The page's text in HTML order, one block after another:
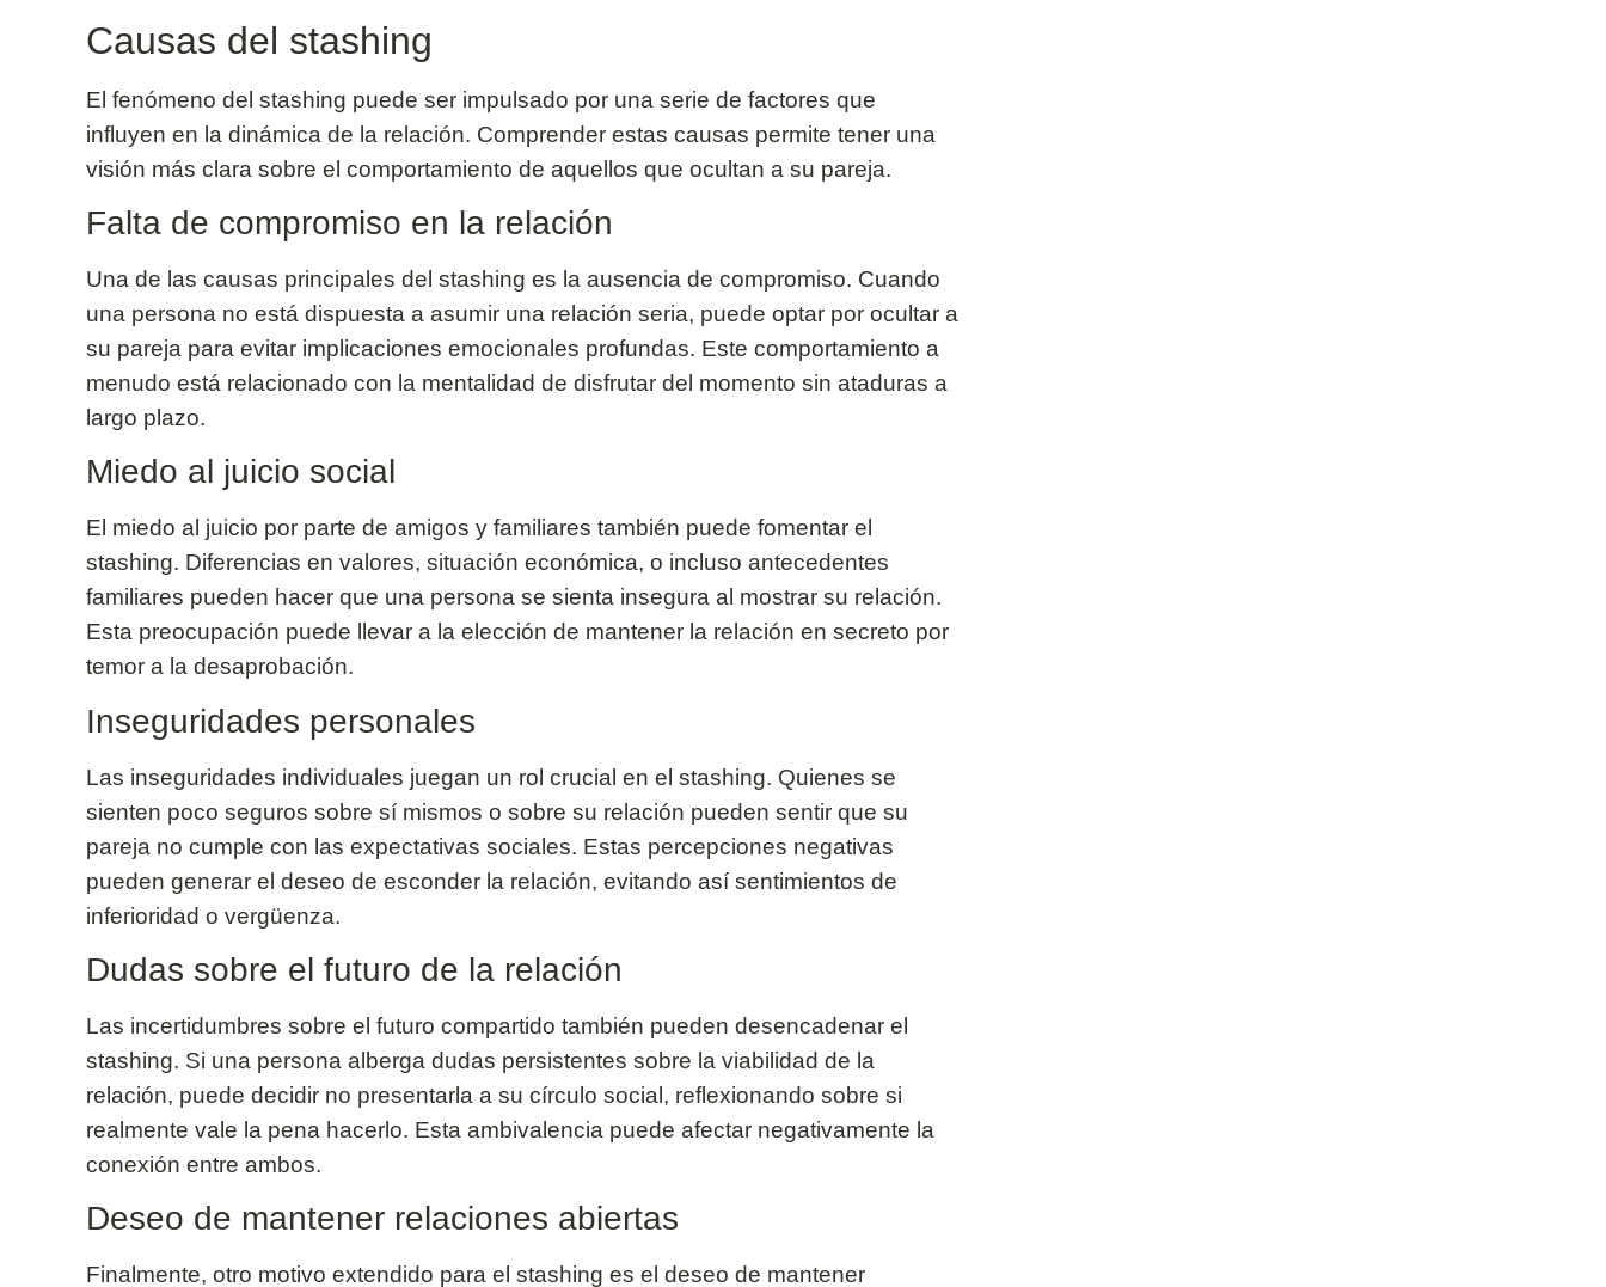
Causas del stashing
El fenómeno del stashing puede ser impulsado por una serie de factores que
influyen en la dinámica de la relación. Comprender estas causas permite tener una
visión más clara sobre el comportamiento de aquellos que ocultan a su pareja.
Falta de compromiso en la relación
Una de las causas principales del stashing es la ausencia de compromiso. Cuando
una persona no está dispuesta a asumir una relación seria, puede optar por ocultar a
su pareja para evitar implicaciones emocionales profundas. Este comportamiento a
menudo está relacionado con la mentalidad de disfrutar del momento sin ataduras a
largo plazo.
Miedo al juicio social
El miedo al juicio por parte de amigos y familiares también puede fomentar el
stashing. Diferencias en valores, situación económica, o incluso antecedentes
familiares pueden hacer que una persona se sienta insegura al mostrar su relación.
Esta preocupación puede llevar a la elección de mantener la relación en secreto por
temor a la desaprobación.
Inseguridades personales
Las inseguridades individuales juegan un rol crucial en el stashing. Quienes se
sienten poco seguros sobre sí mismos o sobre su relación pueden sentir que su
pareja no cumple con las expectativas sociales. Estas percepciones negativas
pueden generar el deseo de esconder la relación, evitando así sentimientos de
inferioridad o vergüenza.
Dudas sobre el futuro de la relación
Las incertidumbres sobre el futuro compartido también pueden desencadenar el
stashing. Si una persona alberga dudas persistentes sobre la viabilidad de la
relación, puede decidir no presentarla a su círculo social, reflexionando sobre si
realmente vale la pena hacerlo. Esta ambivalencia puede afectar negativamente la
conexión entre ambos.
Deseo de mantener relaciones abiertas
Finalmente, otro motivo extendido para el stashing es el deseo de mantener